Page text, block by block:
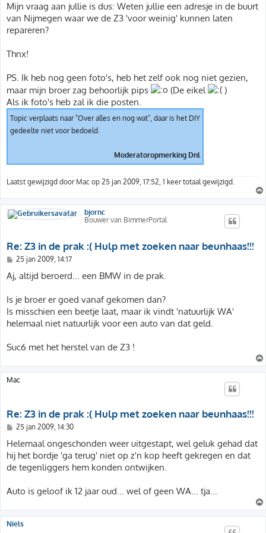
Mijn vraag aan jullie is dus: Weten jullie een adresje in de buurt
van Nijmegen waar we de Z3 'voor weinig' kunnen laten
repareren?
Thnx!
PS. Ik heb nog geen foto's, heb het zelf ook nog niet gezien,
maar mijn broer zag behoorlijk pips
(De eikel
)
Als ik foto's heb zal ik die posten.
Topic verplaats naar "Over alles en nog wat", daar is het DIY
gedeelte niet voor bedoeld.
Moderatoropmerking Dnl
Laatst gewijzigd door Mac op 25 jan 2009, 17:52, 1 keer totaal gewijzigd.
bjornc
Bouwer van BimmerPortal
Re: Z3 in de prak :( Hulp met zoeken naar beunhaas!!!
B
r
i
h
t
25 jan 2009, 14:17
Aj, altijd beroerd... een BMW in de prak.
Is je broer er goed vanaf gekomen dan?
Is misschien een beetje laat, maar ik vindt 'natuurlijk WA'
helemaal niet natuurlijk voor een auto van dat geld.
Suc6 met het herstel van de Z3 !
Mac
Re: Z3 in de prak :( Hulp met zoeken naar beunhaas!!!
B
r
i
c
h
t
25 jan 2009, 14:30
Helemaal ongeschonden weer uitgestapt, wel geluk gehad dat
hij het bordje 'ga terug' niet op z'n kop heeft gekregen en dat
de tegenliggers hem konden ontwijken.
Auto is geloof ik 12 jaar oud... wel of geen WA... tja...
Niels